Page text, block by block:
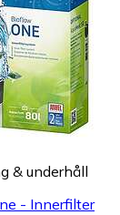
& underhåll
- Innerfilter